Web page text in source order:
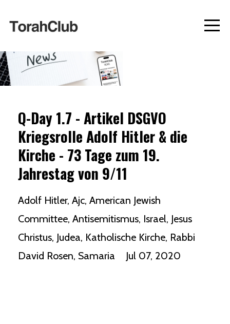
Q-Day 1.7 - Artikel DSGVO
Kriegsrolle Adolf Hitler & die
Kirche - 73 Tage zum 19.
Jahrestag von 9/11
Adolf Hitler Ajc American Jewish
Committee Antisemitismus Israel Jesus
Christus Judea Katholische Kirche Rabbi
David Rosen Samaria Jul 07, 2020